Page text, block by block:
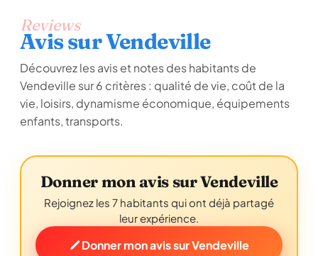
Reviews
Avis sur Vendeville
Découvrez les avis et notes des habitants de
Vendeville sur 6 critères : qualité de vie, coût de la
vie, loisirs, dynamisme économique, équipements
enfants, transports.
Donner mon avis sur Vendeville
Rejoignez les 7 habitants qui ont déjà partagé
leur expérience.
Donner mon avis sur Vendeville